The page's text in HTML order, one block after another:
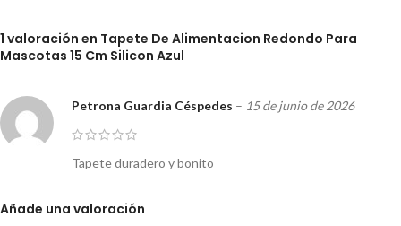
1 valoración en Tapete De Alimentacion Redondo Para
Mascotas 15 Cm Silicon Azul
Petrona Guardia Céspedes – 15 de junio de 2026
Tapete duradero y bonito
Añade una valoración